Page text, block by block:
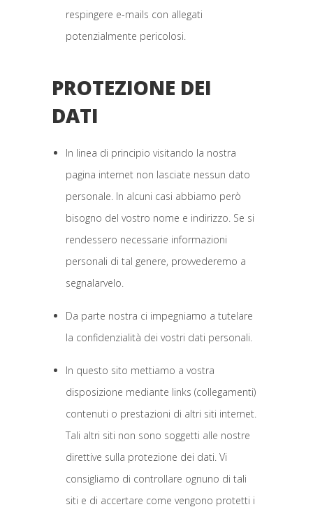
respingere e-mails con allegati
potenzialmente pericolosi.
PROTEZIONE DEI
DATI
In linea di principio visitando la nostra
pagina internet non lasciate nessun dato
personale. In alcuni casi abbiamo però
bisogno del vostro nome e indirizzo. Se si
rendessero necessarie informazioni
personali di tal genere, provvederemo a
segnalarvelo.
Da parte nostra ci impegniamo a tutelare
la confidenzialità dei vostri dati personali.
In questo sito mettiamo a vostra
disposizione mediante links (collegamenti)
contenuti o prestazioni di altri siti internet.
Tali altri siti non sono soggetti alle nostre
direttive sulla protezione dei dati. Vi
consigliamo di controllare ognuno di tali
siti e di accertare come vengono protetti i